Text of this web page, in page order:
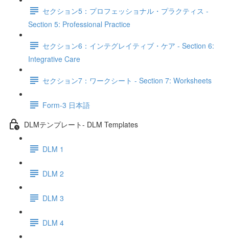
セクション5：プロフェッショナル・プラクティス -
Section 5: Professional Practice
セクション6：インテグレイティブ・ケア - Section 6:
Integrative Care
セクション7：ワークシート - Section 7: Worksheets
Form-3 日本語
DLMテンプレート- DLM Templates
DLM 1
DLM 2
DLM 3
DLM 4